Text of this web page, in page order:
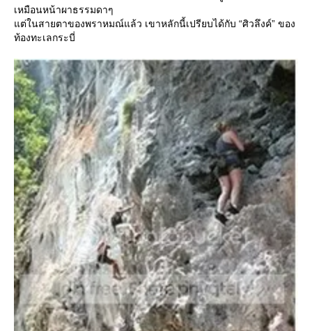
เหมือนหน้าผาธรรมดาๆ
ต่ในสายตาของพราหมณ์แล้ว เขาหลักนี้เปรียบได้กับ “ศิวลึงค์” ของ
ท้องทะเลกระบี่